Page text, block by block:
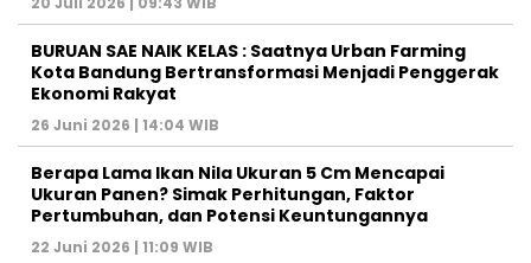
BURUAN SAE NAIK KELAS : Saatnya Urban Farming
Kota Bandung Bertransformasi Menjadi Penggerak
Ekonomi Rakyat
26 Juni 2026 | 14:04 WIB
Berapa Lama Ikan Nila Ukuran 5 Cm Mencapai
Ukuran Panen? Simak Perhitungan, Faktor
Pertumbuhan, dan Potensi Keuntungannya
22 Juni 2026 | 11:09 WIB